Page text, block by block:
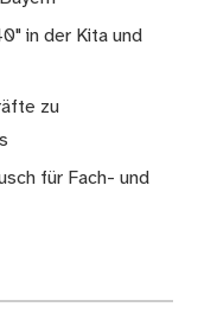
in der Kita und
zu
für Fach- und